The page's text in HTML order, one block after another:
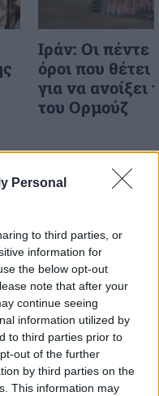
Personal
to third parties, or
information for
the below opt-out
note that after your
continue seeing
information utilized by
to third parties prior to
out of the further
by third parties on the
This information may
Ιράν: Οι πέντε
όροι που
για να ανοίξει
του Ορμούζ